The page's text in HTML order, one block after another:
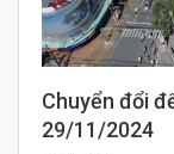
Chuyển đổi
29/11/2024